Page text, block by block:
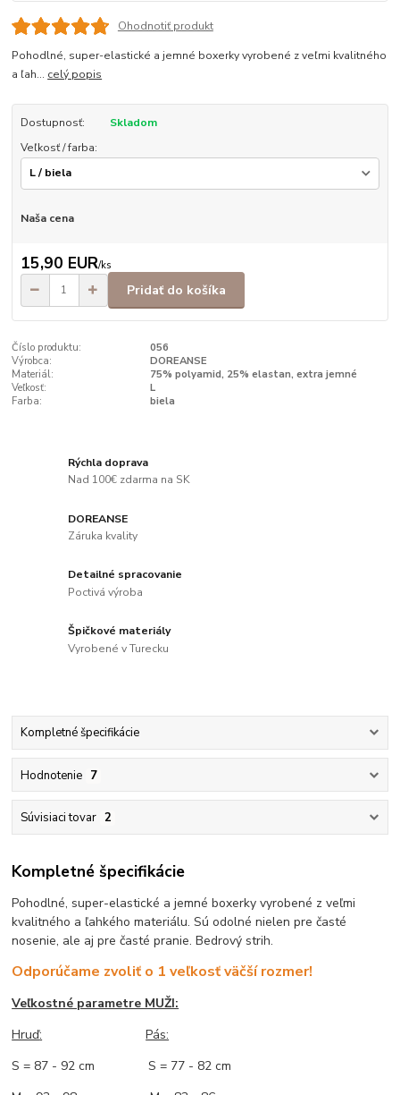
Ohodnotiť produkt
Pohodlné, super-elastické a jemné boxerky vyrobené z veľmi kvalitného
a ľah... celý popis
Dostupnosť:
Skladom
Veľkosť / farba:
Naša cena
15,90 EUR/ks
Pridať do košíka
Číslo produktu:
056
Výrobca:
DOREANSE
Materiál:
75% polyamid, 25% elastan, extra jemné
Veľkosť:
L
Farba:
biela
Rýchla doprava
Nad 100€ zdarma na SK
DOREANSE
Záruka kvality
Detailné spracovanie
Poctivá výroba
Špičkové materiály
Vyrobené v Turecku
Kompletné špecifikácie
Hodnotenie 7
Súvisiaci tovar 2
Kompletné špecifikácie
Pohodlné, super-elastické a jemné boxerky vyrobené z veľmi
kvalitného a ľahkého materiálu. Sú odolné nielen pre časté
nosenie, ale aj pre časté pranie. Bedrový strih.
Odporúčame zvoliť o 1 veľkosť väčší rozmer!
Veľkostné parametre MUŽI:
Hruď:
Pás:
S = 87 - 92 cm S = 77 - 82 cm